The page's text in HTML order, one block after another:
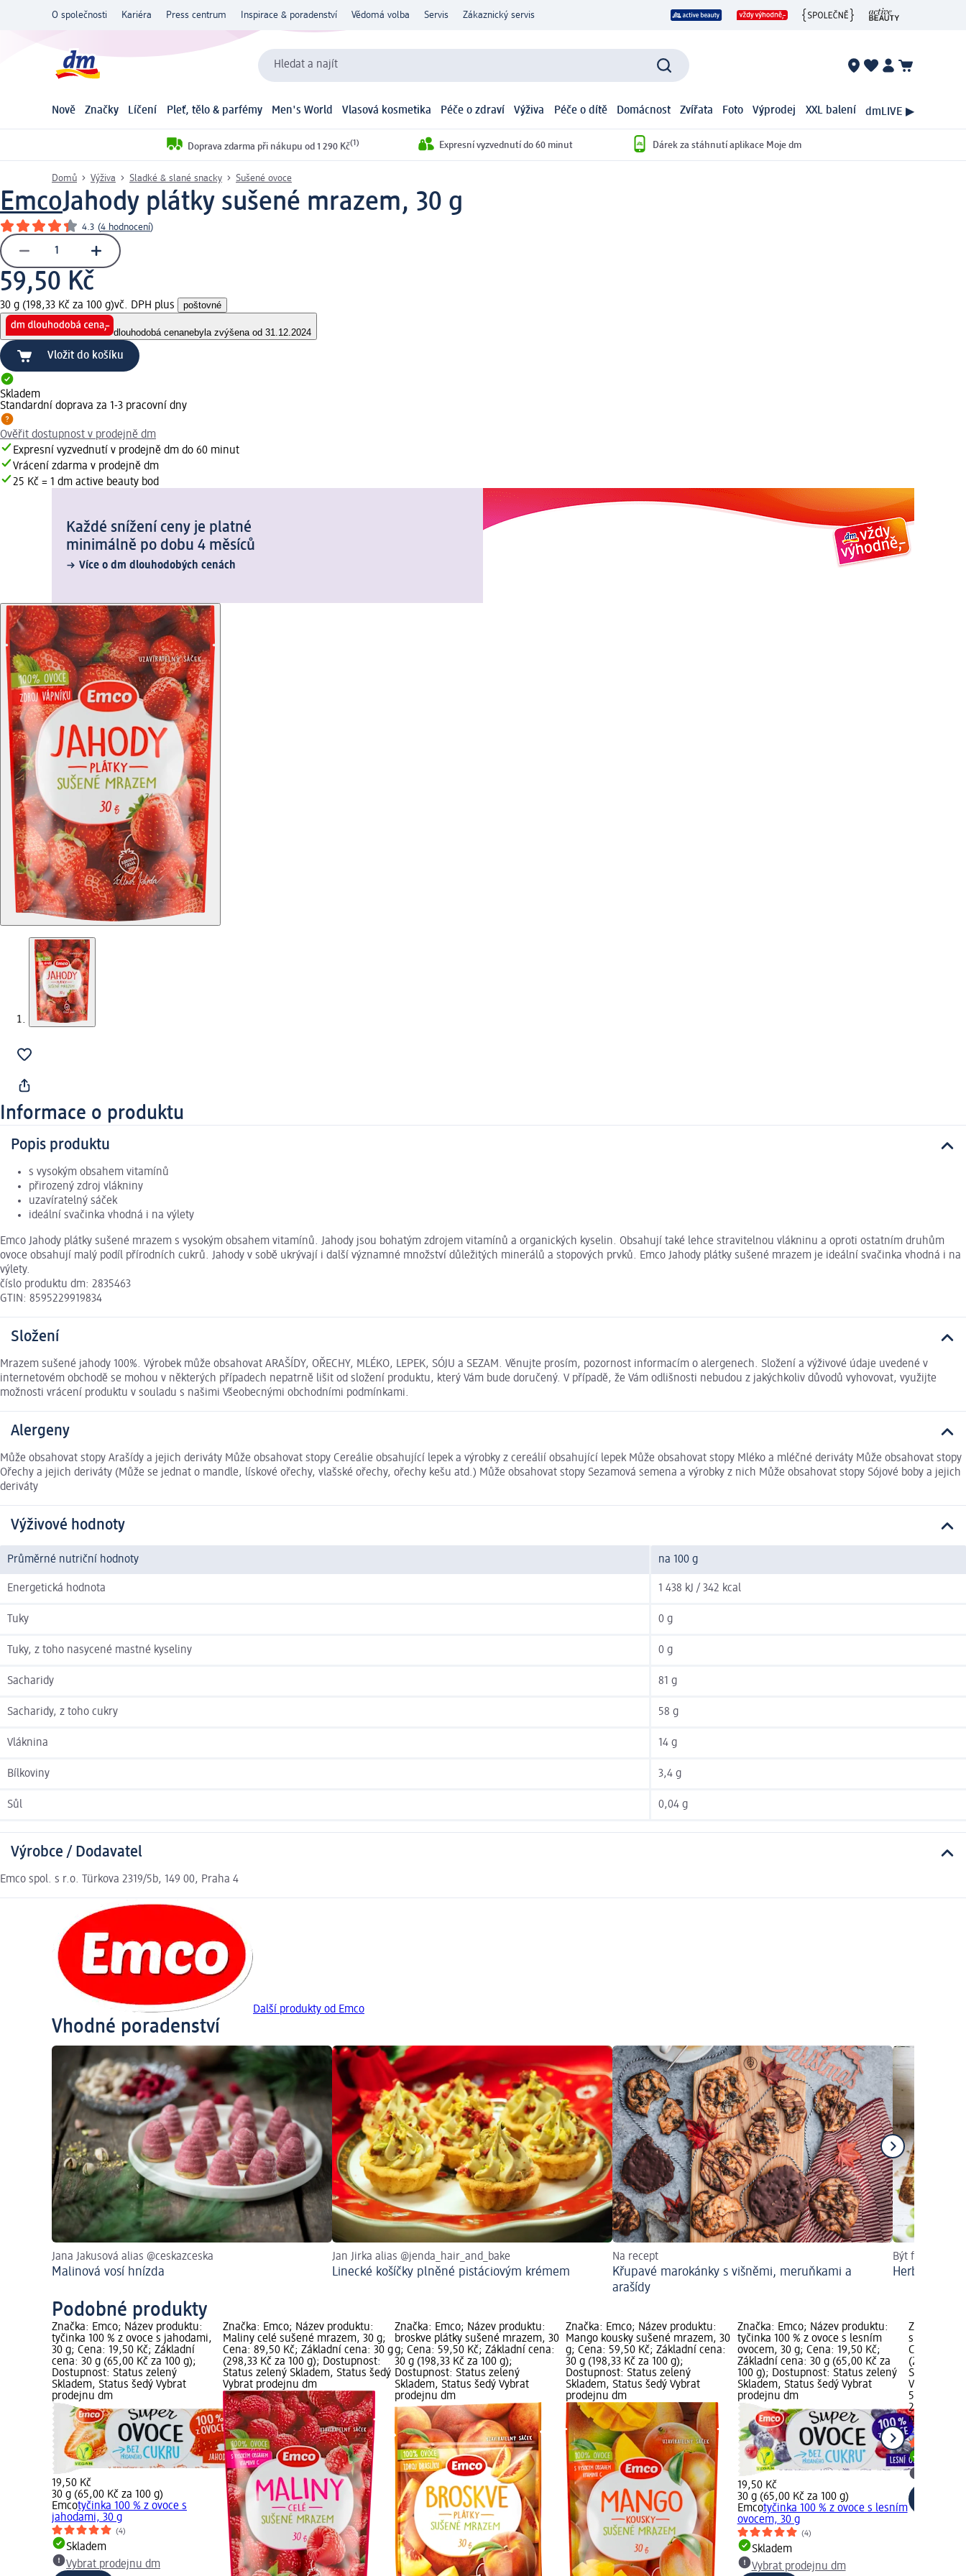
O společnosti Kariéra Press centrum Inspirace & poradenství Vědomá volba Servis Zákaznický servis
Hledat a najít
Nově Značky Líčení Pleť, tělo & parfémy Men's World Vlasová kosmetika Péče o zdraví Výživa Péče o dítě Domácnost Zvířata Foto Výprodej XXL balení dmLIVE ▶
Doprava zdarma při nákupu od 1 290 Kč(1) Expresní vyzvednutí do 60 minut Dárek za stáhnutí aplikace Moje dm
Domů Výživa Sladké & slané snacky Sušené ovoce
EmcoJahody plátky sušené mrazem, 30 g
4.3 (4 hodnocení)
59,50 Kč
30 g (198,33 Kč za 100 g)vč. DPH plus poštovné
dlouhodobá cenanebyla zvýšena od 31.12.2024
Vložit do košíku
Skladem
Standardní doprava za 1-3 pracovní dny
Ověřit dostupnost v prodejně dm
Expresní vyzvednutí v prodejně dm do 60 minut
Vrácení zdarma v prodejně dm
25 Kč = 1 dm active beauty bod
Každé snížení ceny je platné
minimálně po dobu 4 měsíců
Více o dm dlouhodobých cenách
Informace o produktu
Popis produktu
s vysokým obsahem vitamínů
přirozený zdroj vlákniny
uzavíratelný sáček
ideální svačinka vhodná i na výlety
Emco Jahody plátky sušené mrazem s vysokým obsahem vitamínů. Jahody jsou bohatým zdrojem vitamínů a organických kyselin. Obsahují také lehce stravitelnou vlákninu a oproti ostatním druhům
ovoce obsahují malý podíl přírodních cukrů. Jahody v sobě ukrývají i další významné množství důležitých minerálů a stopových prvků. Emco Jahody plátky sušené mrazem je ideální svačinka vhodná i na
výlety.
číslo produktu dm: 2835463
GTIN: 8595229919834
Složení
Mrazem sušené jahody 100%. Výrobek může obsahovat ARAŠÍDY, OŘECHY, MLÉKO, LEPEK, SÓJU a SEZAM. Věnujte prosím, pozornost informacím o alergenech. Složení a výživové údaje uvedené v
internetovém obchodě se mohou v některých případech nepatrně lišit od složení produktu, který Vám bude doručený. V případě, že Vám odlišnosti nebudou z jakýchkoliv důvodů vyhovovat, využijte
možnosti vrácení produktu v souladu s našimi Všeobecnými obchodními podmínkami.
Alergeny
Může obsahovat stopy Arašídy a jejich deriváty Může obsahovat stopy Cereálie obsahující lepek a výrobky z cereálií obsahující lepek Může obsahovat stopy Mléko a mléčné deriváty Může obsahovat stopy
Ořechy a jejich deriváty (Může se jednat o mandle, lískové ořechy, vlašské ořechy, ořechy kešu atd.) Může obsahovat stopy Sezamová semena a výrobky z nich Může obsahovat stopy Sójové boby a jejich
deriváty
Výživové hodnoty
Průměrné nutriční hodnoty na 100 g
Energetická hodnota 1 438 kJ / 342 kcal
Tuky 0 g
Tuky, z toho nasycené mastné kyseliny 0 g
Sacharidy 81 g
Sacharidy, z toho cukry 58 g
Vláknina 14 g
Bílkoviny 3,4 g
Sůl 0,04 g
Výrobce / Dodavatel
Emco spol. s r.o. Türkova 2319/5b, 149 00, Praha 4
Další produkty od Emco
Vhodné poradenství
Jana Jakusová alias @ceskazceska
Malinová vosí hnízda
Jan Jirka alias @jenda_hair_and_bake
Linecké košíčky plněné pistáciovým krémem
Na recept
Křupavé marokánky s višněmi, meruňkami a
arašídy
Být fit a přitom
Herbář radí:
Podobné produkty
Značka: Emco; Název produktu:
tyčinka 100 % z ovoce s jahodami,
30 g; Cena: 19,50 Kč; Základní
cena: 30 g (65,00 Kč za 100 g);
Dostupnost: Status zelený
Skladem, Status šedý Vybrat
prodejnu dm
19,50 Kč
30 g (65,00 Kč za 100 g)
Emcotyčinka 100 % z ovoce s
jahodami, 30 g
(4)
Skladem
Vybrat prodejnu dm
Značka: Emco; Název produktu:
Maliny celé sušené mrazem, 30 g;
Cena: 89,50 Kč; Základní cena: 30 g
(298,33 Kč za 100 g); Dostupnost:
Status zelený Skladem, Status šedý
Vybrat prodejnu dm
Značka: Emco; Název produktu:
broskve plátky sušené mrazem, 30
g; Cena: 59,50 Kč; Základní cena:
30 g (198,33 Kč za 100 g);
Dostupnost: Status zelený
Skladem, Status šedý Vybrat
prodejnu dm
Značka: Emco; Název produktu:
Mango kousky sušené mrazem, 30
g; Cena: 59,50 Kč; Základní cena:
30 g (198,33 Kč za 100 g);
Dostupnost: Status zelený
Skladem, Status šedý Vybrat
prodejnu dm
Značka: Emco; Název produktu:
tyčinka 100 % z ovoce s lesním
ovocem, 30 g; Cena: 19,50 Kč;
Základní cena: 30 g (65,00 Kč za
100 g); Dostupnost: Status zelený
Skladem, Status šedý Vybrat
prodejnu dm
19,50 Kč
30 g (65,00 Kč za 100 g)
Emcotyčinka 100 % z ovoce s lesním
ovocem, 30 g
(4)
Skladem
Vybrat prodejnu dm
Značka:
sušené
Cena:
(258,70 Kč
Status
Vybrat
59,50 Kč
23 g
mixit
23 g